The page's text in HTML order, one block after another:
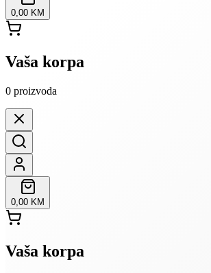
0,00 KM
Vaša korpa
0 proizvoda
0,00 KM
Vaša korpa